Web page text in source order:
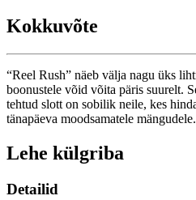
Kokkuvõte
“Reel Rush” näeb välja nagu üks
boonustele võid võita päris suurelt.
tehtud slott on sobilik neile, kes
tänapäeva moodsamatele mängudele.
Lehe külgriba
Detailid